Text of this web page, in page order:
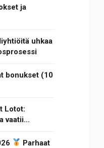
ja
uhkaa
bonukset (10
Lotot:
vaatii…
Parhaat